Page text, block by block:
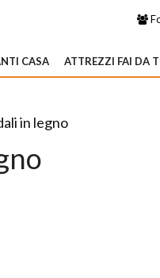
CASA ATTREZZI FAI DA
in legno